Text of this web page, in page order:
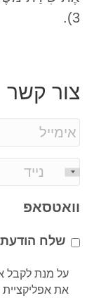
3).
צור קשר
וואטסאפ
שלח
על מנת לקבל
את